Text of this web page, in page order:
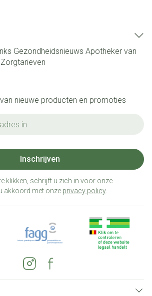
Gezondheidsnieuws Apotheker van
Zorgtarieven
nieuwe producten en promoties
Inschrijven
klikken, schrijft u zich in voor onze
akkoord met onze privacy policy.